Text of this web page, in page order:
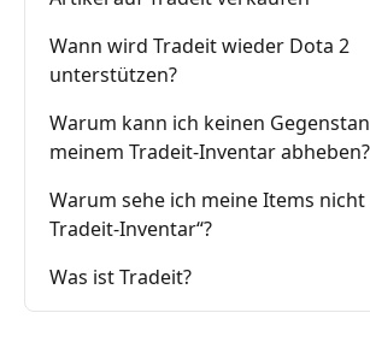
Wann wird Tradeit wieder Dota 2
unterstützen?
Warum kann ich keinen
meinem Tradeit-Inventar abheben?
Warum sehe ich meine Items nicht
Tradeit-Inventar“?
Was ist Tradeit?